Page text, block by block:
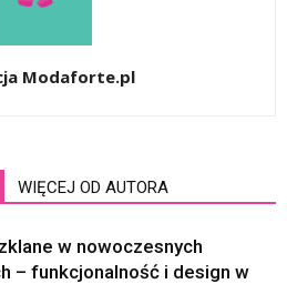
Modaforte.pl
WIĘCEJ OD AUTORA
w nowoczesnych
– funkcjonalność i design w